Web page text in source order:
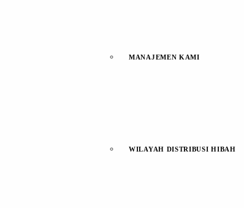
MANAJEMEN KAMI
WILAYAH DISTRIBUSI HIBAH